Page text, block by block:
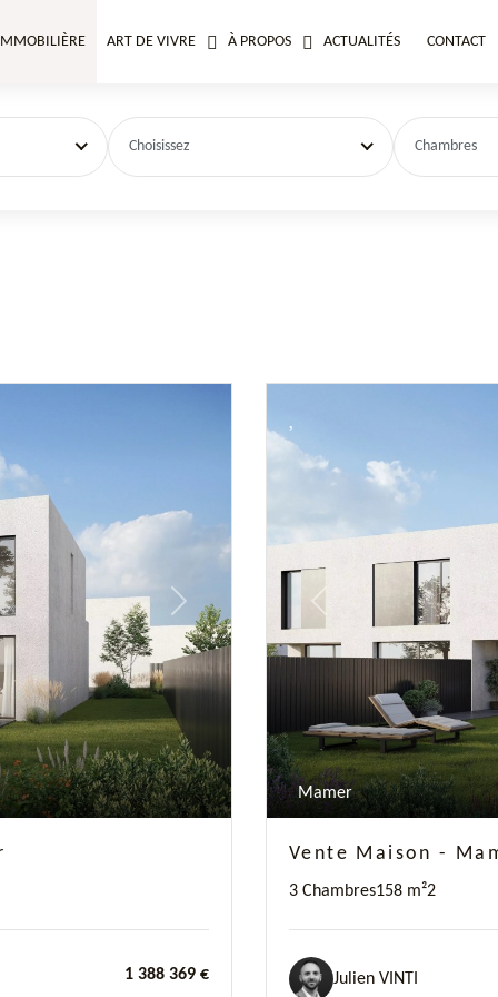
ART DE VIVRE À PROPOS ACTUALITÉS CONTACT
Choisissez Chambres
Next
1 388 369 €
Previous
Mamer
Vente Maison -
3 Chambres158 m²2
Julien VINTI